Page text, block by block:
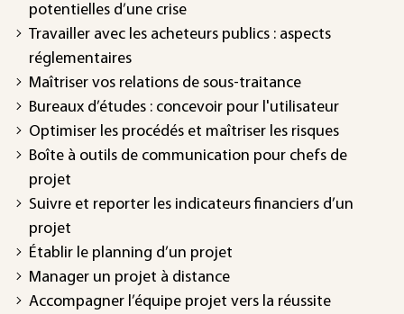
potentielles d’une crise
Travailler avec les acheteurs publics : aspects
réglementaires
Maîtriser vos relations de sous-traitance
Bureaux d’études : concevoir pour l'utilisateur
Optimiser les procédés et maîtriser les risques
Boîte à outils de communication pour chefs de
projet
Suivre et reporter les indicateurs financiers d’un
projet
Établir le planning d’un projet
Manager un projet à distance
Accompagner l’équipe projet vers la réussite